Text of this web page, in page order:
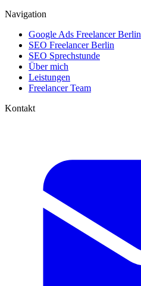
Navigation
Google Ads Freelancer Berlin
SEO Freelancer Berlin
SEO Sprechstunde
Über mich
Leistungen
Freelancer Team
Kontakt